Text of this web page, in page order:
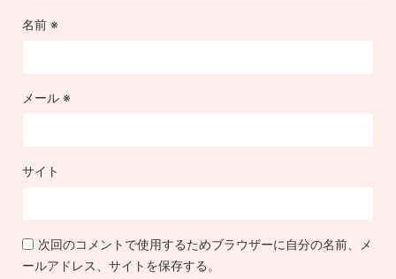
名前 ※
メール ※
サイト
次回のコメントで使用するためブラウザーに自分の名前、メ
ールアドレス、サイトを保存する。